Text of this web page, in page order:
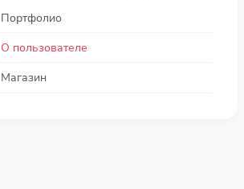
Портфолио
О пользователе
Магазин